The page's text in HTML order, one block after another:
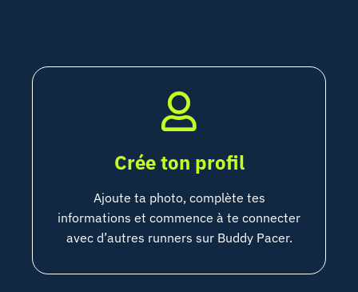
Crée ton profil
Ajoute ta photo, complète tes
informations et commence à te connecter
avec d’autres runners sur Buddy Pacer.